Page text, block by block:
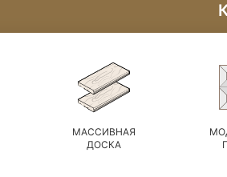
МАССИВНАЯ
ДОСКА